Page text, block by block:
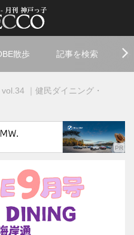
散歩 記事を検索
｜健民ダイニング・